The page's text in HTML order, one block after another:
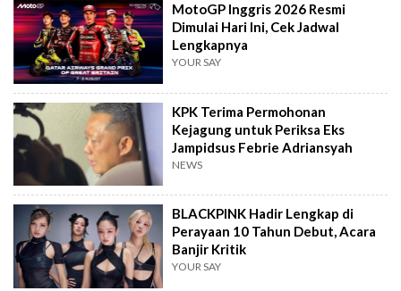
MotoGP Inggris 2026 Resmi
Dimulai Hari Ini, Cek Jadwal
Lengkapnya
YOUR SAY
KPK Terima Permohonan
Kejagung untuk Periksa Eks
Jampidsus Febrie Adriansyah
NEWS
BLACKPINK Hadir Lengkap di
Perayaan 10 Tahun Debut, Acara
Banjir Kritik
YOUR SAY